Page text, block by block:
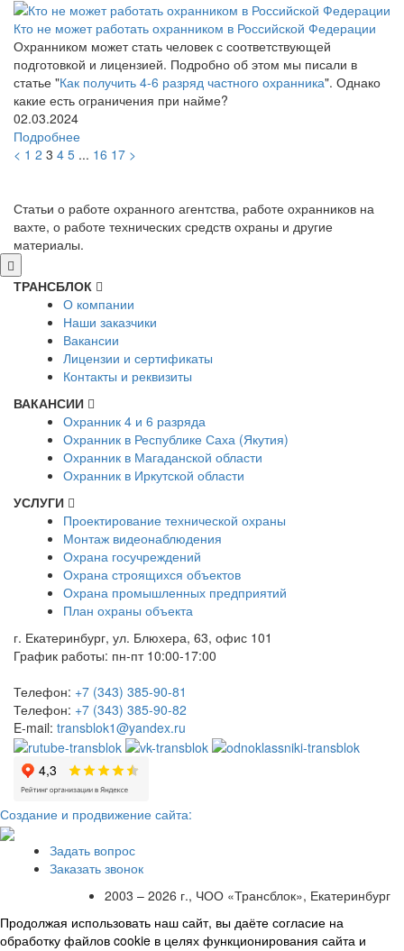
Кто не может работать охранником в Российской Федерации
Охранником может стать человек с соответствующей
подготовкой и лицензией. Подробно об этом мы писали в
статье "Как получить 4-6 разряд частного охранника". Однако
какие есть ограничения при найме?
02.03.2024
Подробнее
< 1 2 3 4 5 ... 16 17 >
Статьи о работе охранного агентства, работе охранников на
вахте, о работе технических средств охраны и другие
материалы.
ТРАНСБЛОК
О компании
Наши заказчики
Вакансии
Лицензии и сертификаты
Контакты и реквизиты
ВАКАНСИИ
Охранник 4 и 6 разряда
Охранник в Республике Саха (Якутия)
Охранник в Магаданской области
Охранник в Иркутской области
УСЛУГИ
Проектирование технической охраны
Монтаж видеонаблюдения
Охрана госучреждений
Охрана строящихся объектов
Охрана промышленных предприятий
План охраны объекта
г. Екатеринбург, ул. Блюхера, 63, офис 101
График работы: пн-пт 10:00-17:00
Телефон: +7 (343) 385-90-81
Телефон: +7 (343) 385-90-82
E-mail: transblok1@yandex.ru
Создание и продвижение сайта:
Задать вопрос
Заказать звонок
2003 – 2026 г., ЧОО «Трансблок», Екатеринбург
Продолжая использовать наш сайт, вы даёте согласие на
обработку файлов cookie в целях функционирования сайта и